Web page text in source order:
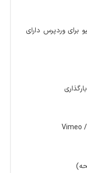
برای وردپرس دارای